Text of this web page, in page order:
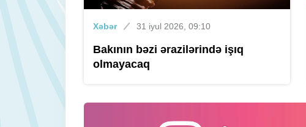
Xəbər 31 iyul 2026, 09:10
Bakının bəzi ərazilərində işıq
olmayacaq